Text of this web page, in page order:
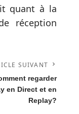
quant à la
réception
SUIVANT
regarder
en Direct et en
Replay?